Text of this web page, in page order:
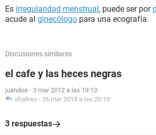
Es irregularidad menstrual, puede ser por
acude al ginecólogo para una ecografía.
Discusiones similares
el cafe y las heces negras
juandos - 3 mar 2012 a las 19:13
shalirey - 26 mar 2018 a las 20:19
3 respuestas